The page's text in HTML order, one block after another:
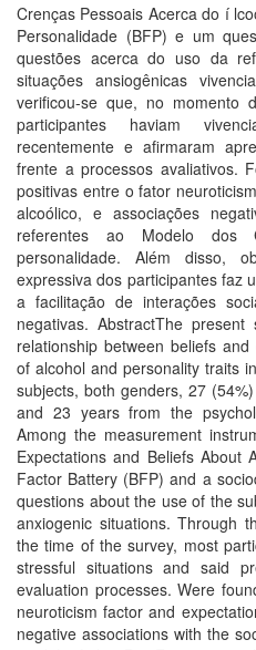
Crenças Pessoais Acerca do í
Personalidade (BFP) e um
questões acerca do uso da
situações ansiogênicas
verificou-se que, no momento
participantes haviam
recentemente e afirmaram
frente a processos avaliativos.
positivas entre o fator
alcoólico, e associações
referentes ao Modelo dos
personalidade. Além disso,
expressiva dos participantes faz
a facilitação de interações
negativas. AbstractThe
relationship between beliefs
of alcohol and personality traits
subjects, both genders, 27
and 23 years from the
Among the measurement
Expectations and Beliefs About
Factor Battery (BFP) and a
questions about the use of the
anxiogenic situations. Through
the time of the survey, most
stressful situations and said
evaluation processes. Were
neuroticism factor and
negative associations with the